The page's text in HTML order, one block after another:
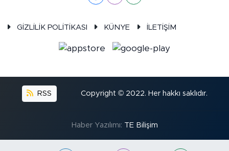
GİZLİLİK POLİTİKASI KÜNYE İLETİŞİM
RSS Copyright © 2022. Her hakkı saklıdır.
Haber Yazılımı: TE Bilişim